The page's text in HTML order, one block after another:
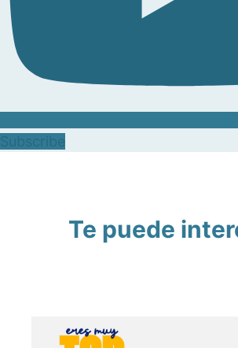
Te puede